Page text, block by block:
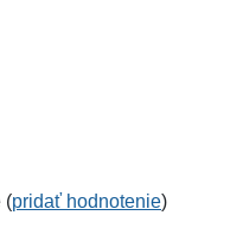
(pridať hodnotenie)